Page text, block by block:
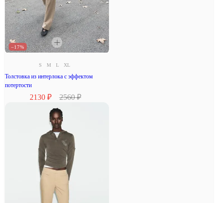
–17%
S M L XL
Толстовка из интерлока с эффектом
потертости
2130 ₽ 2560 ₽